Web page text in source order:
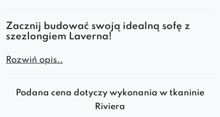
Zacznij budować swoją idealną sofę z
szezlongiem Laverna!
Lewy szezlong Laverna to elegancki i
przestrzeni. Idealny jako komfortowe
zakończenie narożnika, luksusowe miejsce
Rozwiń opis..
Podana cena dotyczy wykonania w tkaninie
Riviera